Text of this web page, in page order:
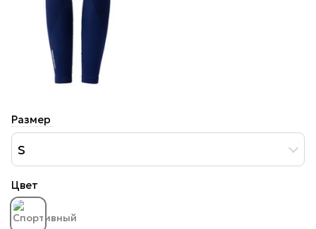
Размер
S
Цвет